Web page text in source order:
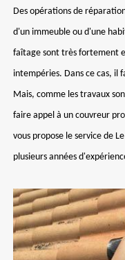
Des opérations de
d'un immeuble ou d'une
faîtage sont très fortement
intempéries. Dans ce cas, il
Mais, comme les travaux
faire appel à un couvreur
vous propose le service de
plusieurs années